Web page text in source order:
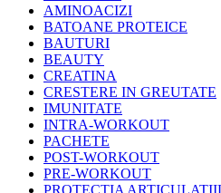
AMINOACIZI
BATOANE PROTEICE
BAUTURI
BEAUTY
CREATINA
CRESTERE IN GREUTATE
IMUNITATE
INTRA-WORKOUT
PACHETE
POST-WORKOUT
PRE-WORKOUT
PROTECTIA